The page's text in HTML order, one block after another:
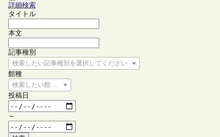
詳細検索
タイトル
本文
記事種別
検索したい記事種別を選択してください
館種
検索したい館種を選択してください
投稿日
～